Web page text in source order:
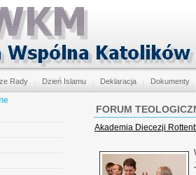
Rady Dzień Islamu Deklaracja Dokumenty
FORUM
Akademia Diecezji